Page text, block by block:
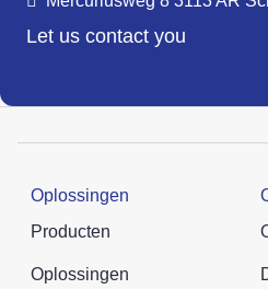
Let us contact you
Oplossingen
Producten
Oplossingen